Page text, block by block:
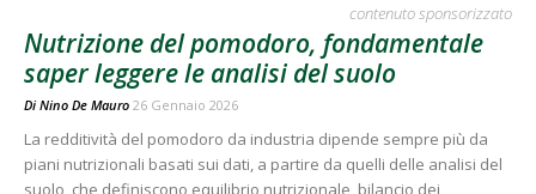
contenuto sponsorizzato
Nutrizione del pomodoro, fondamentale
saper leggere le analisi del suolo
Di Nino De Mauro 26 Gennaio 2026
La redditività del pomodoro da industria dipende sempre più da
piani nutrizionali basati sui dati, a partire da quelli delle analisi del
suolo, che definiscono equilibrio nutrizionale, bilancio dei